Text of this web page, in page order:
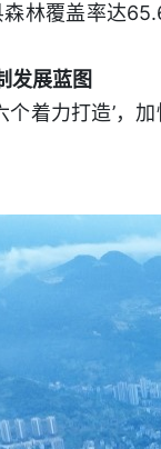
林覆盖率达
发展蓝图
个着力打造’，